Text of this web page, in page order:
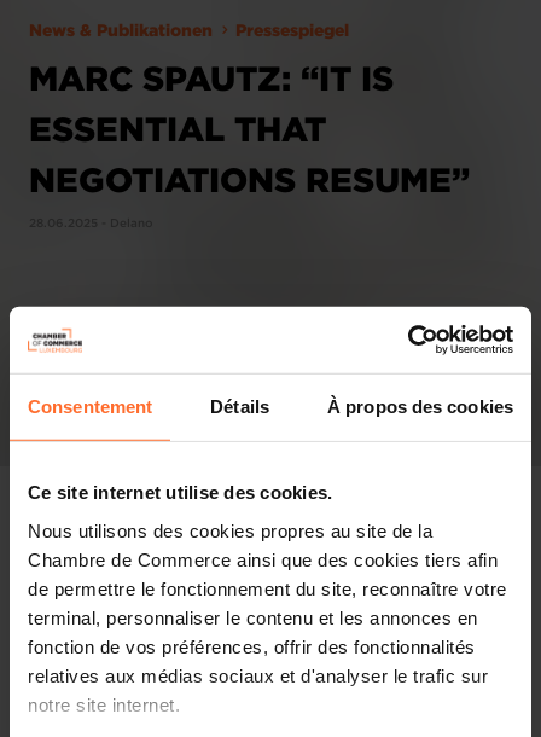
Consentement Détails À propos des cookies
Ce site internet utilise des cookies.
Nous utilisons des cookies propres au site de la
Chambre de Commerce ainsi que des cookies tiers afin
de permettre le fonctionnement du site, reconnaître votre
terminal, personnaliser le contenu et les annonces en
fonction de vos préférences, offrir des fonctionnalités
relatives aux médias sociaux et d'analyser le trafic sur
notre site internet.
News & Publikationen Pressespiegel
MARC SPAUTZ: “IT IS
ESSENTIAL THAT
NEGOTIATIONS RESUME”
Pressespiegel
Diesen Artikel teilen